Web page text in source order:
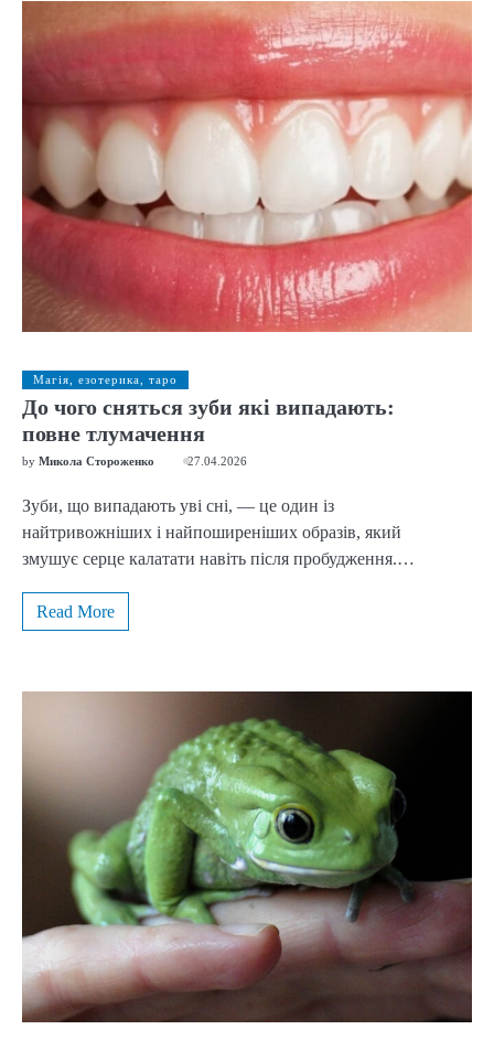
Магія, езотерика, таро
До чого сняться зуби які випадають:
повне тлумачення
by Микола Стороженко 27.04.2026
Зуби, що випадають уві сні, — це один із
найтривожніших і найпоширеніших образів, який
змушує серце калатати навіть після пробудження.…
Read More